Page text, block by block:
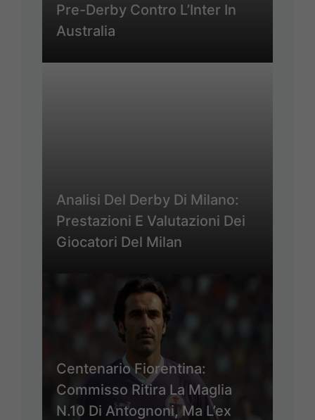
Pre-Derby Contro L’Inter In
Australia
Analisi Del Derby Di Milano:
Prestazioni E Valutazioni Dei
Giocatori Del Milan
Centenario Fiorentina:
Commisso Ritira La Maglia
N.10 Di Antognoni, Ma L’ex